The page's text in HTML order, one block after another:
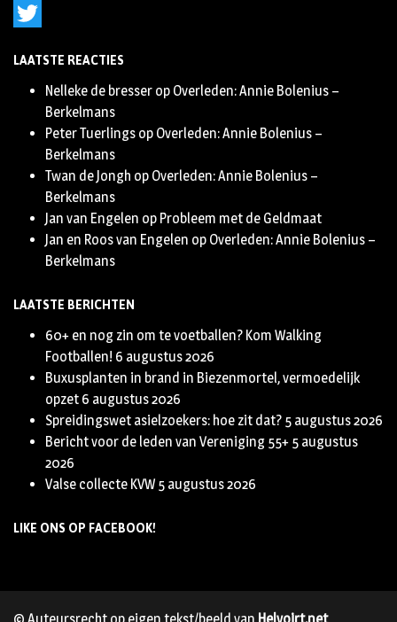
Instagram
LAATSTE REACTIES
Nelleke de bresser op Overleden: Annie Bolenius –
Berkelmans
Peter Tuerlings op Overleden: Annie Bolenius –
Berkelmans
Twan de Jongh op Overleden: Annie Bolenius –
Berkelmans
Jan van Engelen op Probleem met de Geldmaat
Jan en Roos van Engelen op Overleden: Annie Bolenius –
Berkelmans
LAATSTE BERICHTEN
60+ en nog zin om te voetballen? Kom Walking
Footballen! 6 augustus 2026
Buxusplanten in brand in Biezenmortel, vermoedelijk
opzet 6 augustus 2026
Spreidingswet asielzoekers: hoe zit dat? 5 augustus 2026
Bericht voor de leden van Vereniging 55+ 5 augustus
2026
Valse collecte KVW 5 augustus 2026
LIKE ONS OP FACEBOOK!